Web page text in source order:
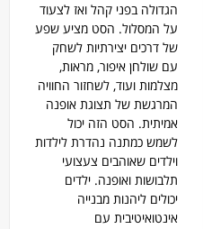
הגדולה בפני קהל ואז לצעוד
על המסלול. הסט מציע שפע
של דרכים יצירתיות לשחק
עם שולחן איפור, מראות,
מצלמות ועוד, לשחזור החוויה
המרגשת של תצוגת אופנה
אמיתית. הסט הזה יכול
לשמש כמתנה נהדרת לילדות
וילדים שאוהבים צעצועי
תלבושות ואופנה. ילדים
יכולים ליהנות מבנייה
אינטואיטיבית עם